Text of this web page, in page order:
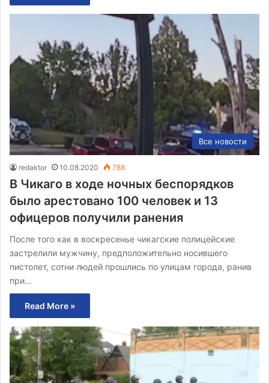
Все новости
redaktor 10.08.2020 788
В Чикаго в ходе ночных беспорядков
было арестовано 100 человек и 13
офицеров получили ранения
После того как в воскресенье чикагские полицейские
застрелили мужчину, предположительно носившего
пистолет, сотни людей прошлись по улицам города, ранив
при…
Read More »